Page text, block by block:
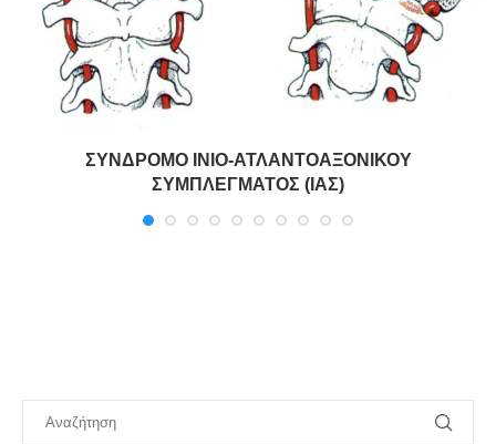
ΣΥΝΔΡΟΜΟ ΙΝΙΟ-ΑΤΛΑΝΤΟΑΞΟΝΙΚΟΥ
ΣΥΜΠΛΕΓΜΑΤΟΣ (ΙΑΣ)